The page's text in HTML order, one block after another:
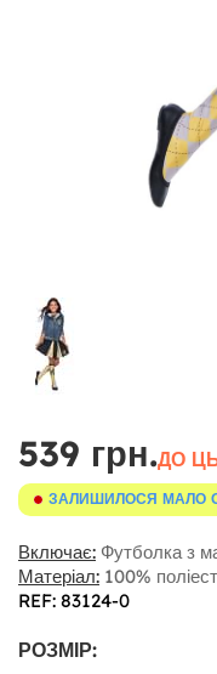
539 грн.ДО
ЗАЛИШИЛОСЯ МАЛО
Включає: Футболка з
Матеріал: 100%
REF: 83124-0
РОЗМІР: